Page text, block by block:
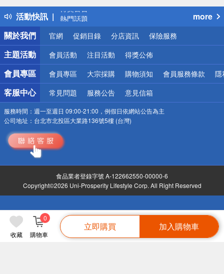
收藏 購物車
0
立即購買 加入購物車
活動快訊
得獎公告
熱門話題
銀行優惠
偏遠地區配送
詐騙網頁！請小心！
more
關於我們
官網 促銷目錄 分店資訊 保險服務
主題活動 會員活動 注目活動 得獎公佈
會員專區 會員專區 大宗採購 購物須知 會員服務條款 隱
客服中心 常見問題 服務公告 意見信箱
服務時間： 週一至週日 09:00-21:00，例假日依網站公告為主
公司地址： 台北市北投區大業路136號5樓 (台灣)
食品業者登錄字號 A-122662550-00000-6
Copyright©2026 Uni-Prosperity Lifestyle Corp. All Right Reserved